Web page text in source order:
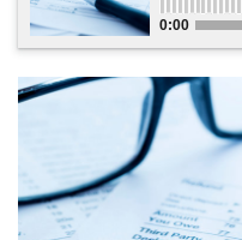
0:00